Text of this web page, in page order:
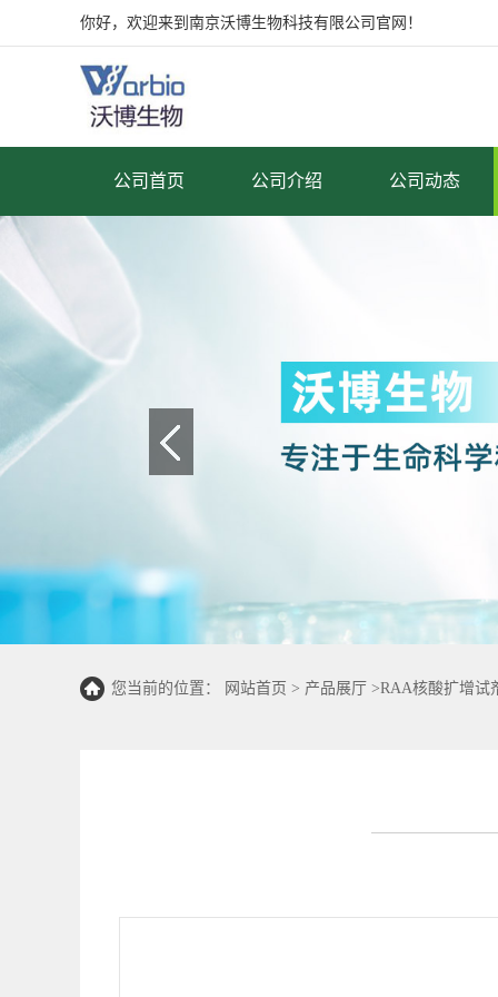
你好，欢迎来到南京沃博生物科技有限公司官网！
公司首页 公司介绍 公司动态
您当前的位置： 网站首页 > 产品展厅 >RAA核酸扩增试